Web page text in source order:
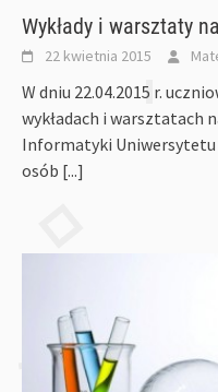
Wykłady i warsztaty
22 kwietnia 2015
W dniu 22.04.2015 r.
wykładach i warsztatach
Informatyki Uniwersytetu
osób [...]